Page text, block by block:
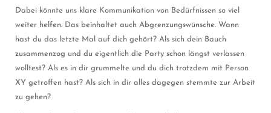
Dabei könnte uns klare Kommunikation von Bedürfnissen so viel
weiter helfen. Das beinhaltet auch Abgrenzungswünsche. Wann
hast du das letzte Mal auf dich gehört? Als sich dein Bauch
zusammenzog und du eigentlich die Party schon längst verlassen
wolltest? Als es in dir grummelte und du dich trotzdem mit Person
XY getroffen hast? Als sich in dir alles dagegen stemmte zur Arbeit
zu gehen?